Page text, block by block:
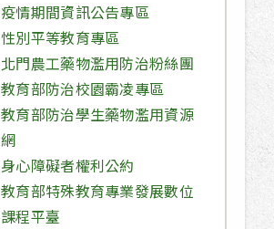
疫情期間資訊公告專區
性別平等教育專區
北門農工藥物濫用防治粉絲團
教育部防治校園霸凌專區
教育部防治學生藥物濫用資源
網
身心障礙者權利公約
教育部特殊教育專業發展數位
課程平臺